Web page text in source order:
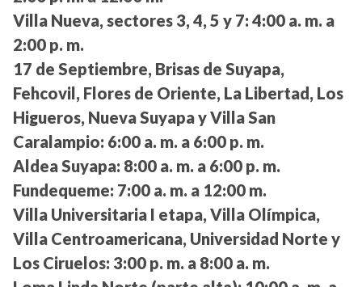
Villa Nueva, sectores 3, 4, 5 y 7: 4:00 a. m. a
2:00 p. m.
17 de Septiembre, Brisas de Suyapa,
Fehcovil, Flores de Oriente, La Libertad, Los
Higueros, Nueva Suyapa y Villa San
Caralampio: 6:00 a. m. a 6:00 p. m.
Aldea Suyapa: 8:00 a. m. a 6:00 p. m.
Fundequeme: 7:00 a. m. a 12:00 m.
Villa Universitaria I etapa, Villa Olímpica,
Villa Centroamericana, Universidad Norte y
Los Ciruelos: 3:00 p. m. a 8:00 a. m.